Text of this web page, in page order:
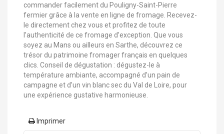
commander facilement du Pouligny-Saint-Pierre
fermier grâce à la vente en ligne de fromage. Recevez-
le directement chez vous et profitez de toute
l’authenticité de ce fromage d’exception. Que vous
soyez au Mans ou ailleurs en Sarthe, découvrez ce
trésor du patrimoine fromager français en quelques
clics. Conseil de dégustation : dégustez-le à
température ambiante, accompagné d’un pain de
campagne et d’un vin blanc sec du Val de Loire, pour
une expérience gustative harmonieuse.
Imprimer